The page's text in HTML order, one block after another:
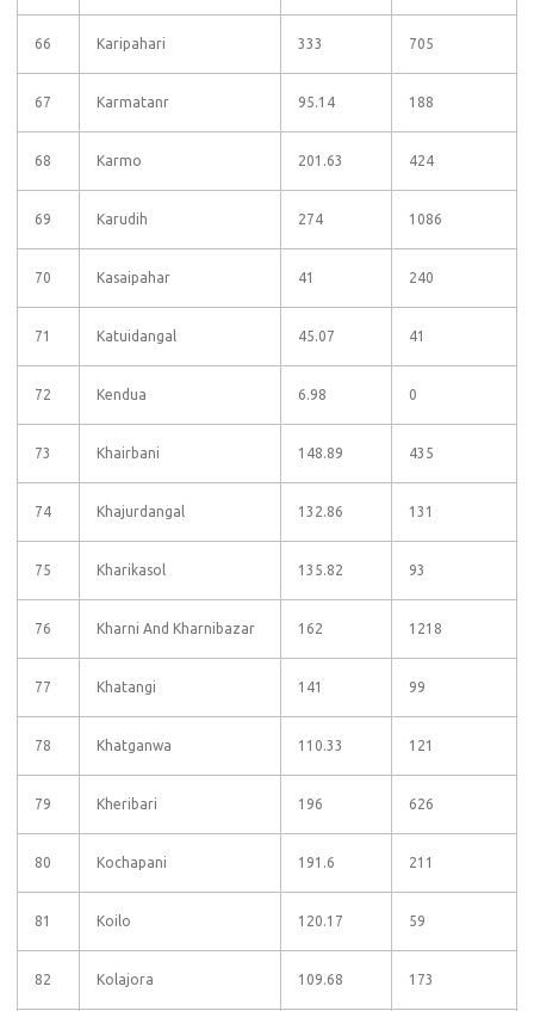
66 Karipahari 333 705
67 Karmatanr 95.14 188
68 Karmo 201.63 424
69 Karudih 274 1086
70 Kasaipahar 41 240
71 Katuidangal 45.07 41
72 Kendua 6.98 0
73 Khairbani 148.89 435
74 Khajurdangal 132.86 131
75 Kharikasol 135.82 93
76 Kharni And Kharnibazar 162 1218
77 Khatangi 141 99
78 Khatganwa 110.33 121
79 Kheribari 196 626
80 Kochapani 191.6 211
81 Koilo 120.17 59
82 Kolajora 109.68 173